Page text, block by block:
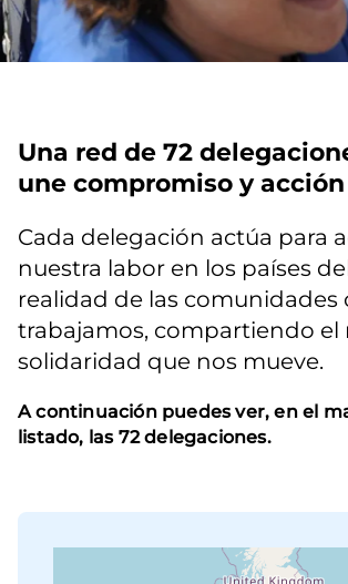
Una red de 72
une compromiso y acción
Cada delegación actúa para
nuestra labor en los países
realidad de las comunidades
trabajamos, compartiendo el
solidaridad que nos mueve.
A continuación puedes ver, en el
listado, las 72 delegaciones.